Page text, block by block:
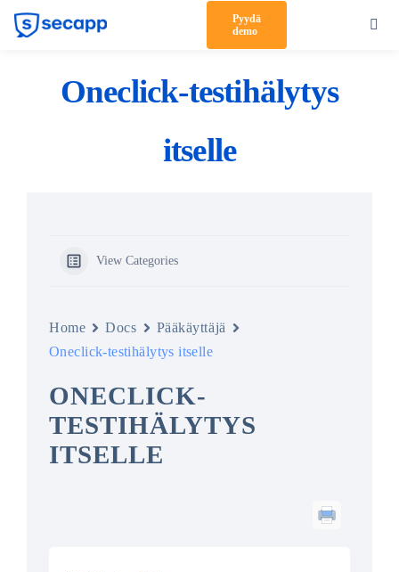
Skip
Pyydä
demo
RatkaisutOneclick-testihälytys
itselle
View Categories
Home Docs
Pääkäyttäjä
Oneclick-testihälytys itselle
ONECLICK-
TESTIHÄLYTYS
ITSELLE